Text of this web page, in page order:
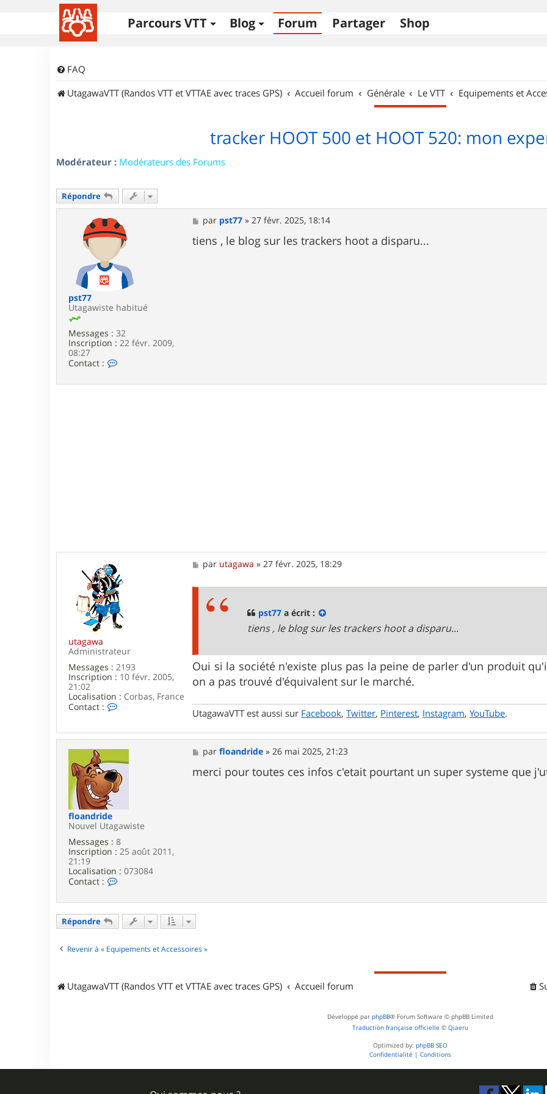
Parcours VTT Blog Forum Partager Shop
FAQ
UtagawaVTT (Randos VTT et VTTAE avec traces GPS)
Accueil forum Générale Le VTT Equipements et
tracker HOOT 500 et HOOT 520: mon
Modérateur : Modérateurs des Forums
Répondre
pst77
Utagawiste habitué
Messages : 32
Inscription : 22 févr. 2009,
08:27
Contact :
M
e
s
s
par pst77 »27 févr. 2025, 18:14
tiens , le blog sur les trackers hoot a disparu...
utagawa
Administrateur
Messages : 2193
Inscription : 10 févr. 2005,
21:02
Localisation : Corbas, France
Contact :
t
t
e
r
u
g
a
w
a
M
e
par utagawa »27 févr. 2025, 18:29
pst77 a écrit :
tiens , le blog sur les trackers hoot a disparu...
Oui si la société n'existe plus pas la peine de parler d'un produit
on a pas trouvé d'équivalent sur le marché.
UtagawaVTT est aussi sur Facebook,Twitter, Pinterest, Instagram,YouTube.
floandride
Nouvel Utagawiste
Messages : 8
Inscription : 25 août 2011,
21:19
Localisation : 073084
Contact :
c
e
o
M
e
s
s
parfloandride » 26 mai 2025, 21:23
merci pour toutes ces infos c'etait pourtant un super systeme que
Répondre
Revenir à « Equipements et Accessoires »
UtagawaVTT (Randos VTT et VTTAE avec traces GPS) Accueil forum
Développé par phpBB® Forum Software © phpBB Limited
Traduction française officielle © Qiaeru
Optimized by: phpBB SEO
Confidentialité | Conditions